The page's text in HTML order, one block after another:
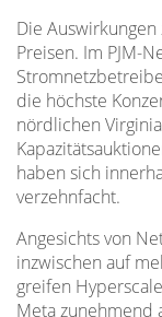
Die
Preisen. Im PJM-
die höchste
nördlichen
haben sich
verzehnfacht.
Angesichts von
inzwischen auf
greifen
Meta zunehmend